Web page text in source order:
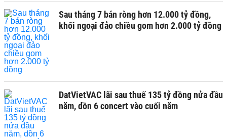
Sau tháng 7 bán ròng hơn 12.000 tỷ đồng,
khối ngoại đảo chiều gom hơn 2.000 tỷ đồng
DatVietVAC lãi sau thuế 135 tỷ đồng nửa đầu
năm, dồn 6 concert vào cuối năm